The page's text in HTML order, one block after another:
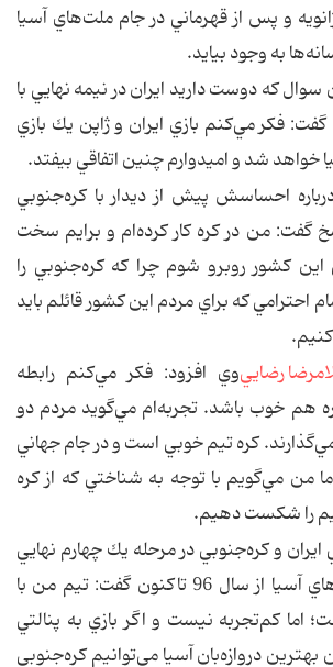
در روز 29 ژانويه و پس از قهرماني در جام ملت‌هاي آسيا
به وجود بيايد.
كه دوست داريد ايران در نيمه نهايي با
فكر مي‌كنم بازي ايران و ژاپن يك بازي
شد و اميدوارم چنين اتفاقي بيفتد.
احساسش پيش از ديدار با كره‌جنوبي
گفت: من در كره كار كرده‌ام و برايم سخت
كشور روبرو شوم چرا كه كره‌جنوبي را
احترامي كه براي مردم اين كشور قائلم بايد
وي افزود: فكر مي‌كنم رابطه
هم خوب باشد. تجربه‌ام مي‌گويد مردم دو
كره تيم خوبي است و در جام جهاني
من مي‌گويم با توجه به شناختي كه از كره
را شكست دهيم.
ايران و كره‌جنوبي در مرحله يك چهارم نهايي
رقابت‌هاي جام ملت‌هاي آسيا از سال 96 تاكنون گفت: تيم من با
اما كم‌تجربه نيست و اگر بازي به پنالتي
دروازه‌بان آسيا مي‌توانيم كره‌جنوبي